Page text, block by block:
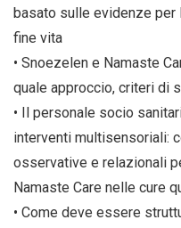
basato sulle evidenze per
fine vita
• Snoezelen e Namaste
quale approccio, criteri di
• Il personale socio
interventi multisensoriali:
osservative e relazionali
Namaste Care nelle cure
• Come deve essere